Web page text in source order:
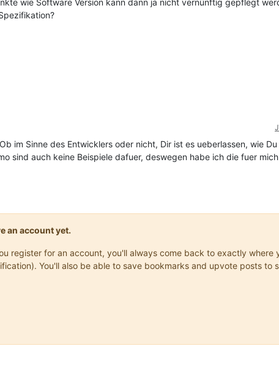
im Sinne des Entwicklers oder nicht, Dir ist es ueberlassen, wie
sind auch keine Beispiele dafuer, deswegen habe ich die fuer
an account yet.
register for an account, you'll always come back to exactly where
You'll also be able to save bookmarks and upvote posts to